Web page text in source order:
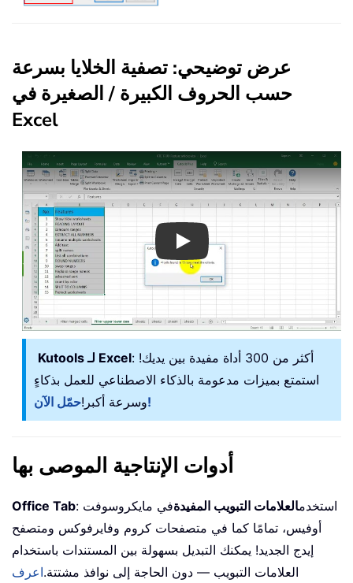
عرض توضيحي: تصفية الخلايا بسرعة
حسب الحروف الكبيرة / الصغيرة في
Excel
Play
Kutools لـ Excel: أكثر من 300 أداة مفيدة بين يديك!
استمتع بميزات مدعومة بالذكاء الاصطناعي للعمل بذكاءٍ
وسرعة أكبر!حمّل الآن!
أدوات الإنتاجية الموصى بها
Office Tab : استخدمالعلامات التبويب المفيدةفي مايكروسوفت
أوفيس، تمامًا كما في متصفحات كروم وفايرفوكس ومتصفح
إيدج الجديد! يمكنك التبديل بسهولة بين المستندات باستخدام
العلامات التبويب — دون الحاجة إلى نوافذ مشتتة.اعرف